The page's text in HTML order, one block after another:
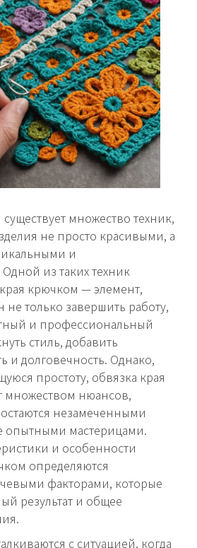
множество техник,
не просто красивыми, а
и
из таких техник
крючком — элемент,
только завершить работу,
и профессиональный
стиль, добавить
и долговечность. Однако,
простоту, обвязка края
множеством нюансов,
незамеченными
опытными мастерицами.
и особенности
определяются
факторами, которые
результат и общее
с ситуацией, когда